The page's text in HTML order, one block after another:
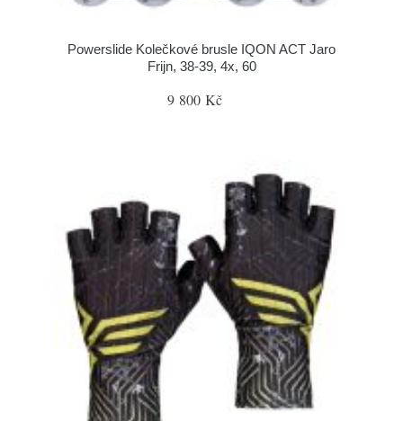
Powerslide Kolečkové brusle IQON ACT Jaro
Frijn, 38-39, 4x, 60
9 800 Kč